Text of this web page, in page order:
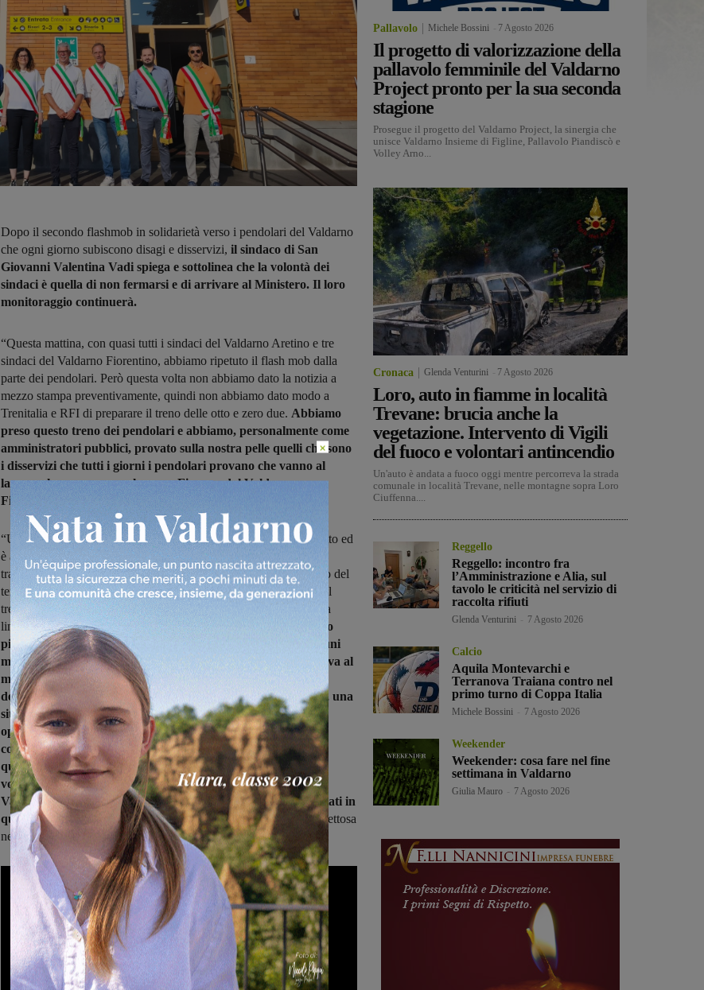
Dopo il secondo flashmob in solidarietà verso i pendolari del Valdarno
che ogni giorno subiscono disagi e disservizi, il sindaco di San
Giovanni Valentina Vadi spiega e sottolinea che la volontà dei
sindaci è quella di non fermarsi e di arrivare al Ministero. Il loro
monitoraggio continuerà.
“Questa mattina, con quasi tutti i sindaci del Valdarno Aretino e tre
sindaci del Valdarno Fiorentino, abbiamo ripetuto il flash mob dalla
parte dei pendolari. Però questa volta non abbiamo dato la notizia a
mezzo stampa preventivamente, quindi non abbiamo dato modo a
Trenitalia e RFI di preparare il treno delle otto e zero due. Abbiamo
preso questo treno dei pendolari e abbiamo, personalmente come
amministratori pubblici, provato sulla nostra pelle quelli che sono
i disservizi che tutti i giorni i pendolari provano che vanno al
lavoro, che vanno a scuola verso Firenze, dal Valdarno verso
Firenze, trovano sulla loro pelle”.
“Un treno che sarebbe dovuto arrivare a Firenze alle otto e trentotto ed
è arrivato con oltre diciotto minuti di ritardo, in una tratta che si fa
tranquillamente in venticinque-trenta minuti, ci ha messo il doppio del
tempo. Siamo stati quasi subito dirottati nella linea lenta e quindi il
treno non ha percorso la cosiddetta linea direttissima e pur se nella
linea lenta ci sono state tre soste e tre fermate.
Un treno oltretutto
pieno di persone, sovraffollato, con l’aria condizionata in alcuni
momenti proprio per la presenza delle persone, non funzionava al
massimo. Questa purtroppo sarà la situazione che dopo le
decisioni di Trenitalia e RFI, sarà di fatto, dal prossimo anno, una
situazione normale e strutturale per i nostri pendolari. Noi ci
opponiamo con forza e con fermezza a queste decisioni,
continueremo a monitorare la situazione con un flash mob di
questo tipo ed arriveremo fino al Ministero a Roma, perché
vogliamo far sentire la voce dei pendolari e dei cittadini del
Valdarno, che non hanno assolutamente diritto di essere trattati in
questo modo.
Hanno diritto ad una mobilità pubblica che sia rispettosa
nei tempi e di ambienti confortevoli nei quali viaggiare”.
Pallavolo Michele Bossini 7 Agosto 2026
Il progetto di valorizzazione della
pallavolo femminile del Valdarno
Project pronto per la sua seconda
stagione
Prosegue il progetto del Valdarno Project, la sinergia che
unisce Valdarno Insieme di Figline, Pallavolo Piandiscò e
Volley Arno...
Cronaca Glenda Venturini 7 Agosto 2026
Loro, auto in fiamme in località
Trevane: brucia anche la
vegetazione. Intervento di Vigili
del fuoco e volontari antincendio
Un'auto è andata a fuoco oggi mentre percorreva la strada
comunale in località Trevane, nelle montagne sopra Loro
Ciuffenna....
Reggello
Reggello: incontro fra
l’Amministrazione e Alia, sul
tavolo le criticità nel servizio di
raccolta rifiuti
Glenda Venturini 7 Agosto 2026
Calcio
Aquila Montevarchi e
Terranova Traiana contro nel
primo turno di Coppa Italia
Michele Bossini 7 Agosto 2026
Weekender
Weekender: cosa fare nel fine
settimana in Valdarno
Giulia Mauro 7 Agosto 2026
×